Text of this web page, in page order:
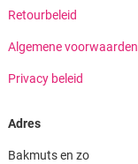
Retourbeleid
Algemene voorwaarden
Privacy beleid
Adres
Bakmuts en zo